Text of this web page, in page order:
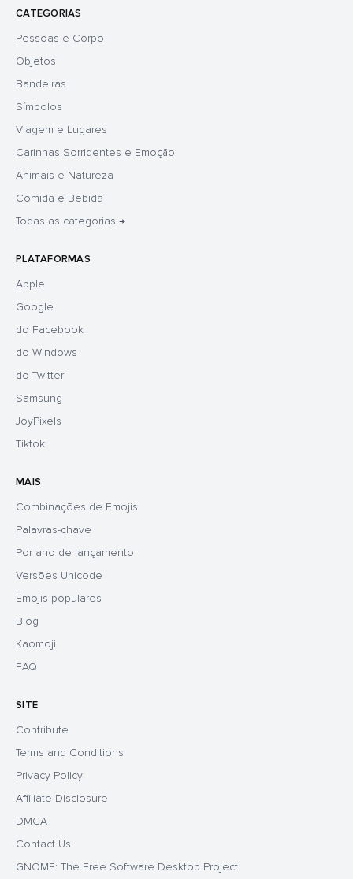
CATEGORIAS
Pessoas e Corpo
Objetos
Bandeiras
Símbolos
Viagem e Lugares
Carinhas Sorridentes e Emoção
Animais e Natureza
Comida e Bebida
Todas as categorias →
PLATAFORMAS
Apple
Google
do Facebook
do Windows
do Twitter
Samsung
JoyPixels
Tiktok
MAIS
Combinações de Emojis
Palavras-chave
Por ano de lançamento
Versões Unicode
Emojis populares
Blog
Kaomoji
FAQ
SITE
Contribute
Terms and Conditions
Privacy Policy
Affiliate Disclosure
DMCA
Contact Us
GNOME: The Free Software Desktop Project